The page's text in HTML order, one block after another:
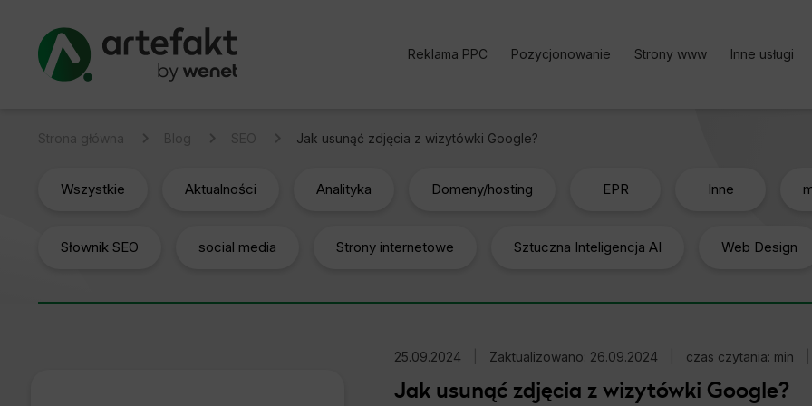
Reklama PPC
Google Ads cennik
Reklama TikTok Ads
Reklama Microsoft Ads
Ads
Pozycjonowanie
Pozycjonowanie lokalne
Pozycjonowanie marki
Usługi SEO
Strony www Inne usługi
Content
Social
Strona główna Blog SEO Jak usunąć zdjęcia z wizytówki Google?
Wszystkie Aktualności Analityka Domeny/hosting EPR Inne
Słownik SEO social media Strony internetowe Sztuczna Inteligencja AI Web Design
25.09.2024 Zaktualizowano: 26.09.2024 czas czytania: min
Jak usunąć zdjęcia z wizytówki Google?